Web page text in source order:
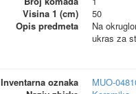
Visina 1 (cm)
50
Opis predmeta
Na
ukras za
Inventarna oznaka
MUO-